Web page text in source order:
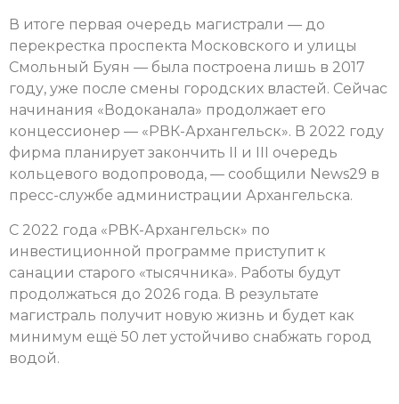
В итоге первая очередь магистрали — до
перекрестка проспекта Московского и улицы
Смольный Буян — была построена лишь в 2017
году, уже после смены городских властей. Сейчас
начинания «Водоканала» продолжает его
концессионер — «РВК-Архангельск». В 2022 году
фирма планирует закончить II и III очередь
кольцевого водопровода, — сообщили News29 в
пресс-службе администрации Архангельска.
С 2022 года «РВК-Архангельск» по
инвестиционной программе приступит к
санации старого «тысячника». Работы будут
продолжаться до 2026 года. В результате
магистраль получит новую жизнь и будет как
минимум ещё 50 лет устойчиво снабжать город
водой.